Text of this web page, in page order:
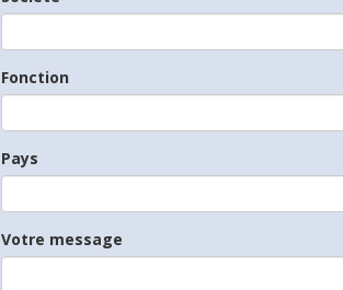
Fonction
Pays
Votre message